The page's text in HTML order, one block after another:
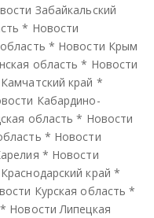
Забайкальский
* Новости
* Новости Крым
область * Новости
край *
Кабардино-
область * Новости
* Новости
* Новости
край *
Курская область *
* Новости Липецкая